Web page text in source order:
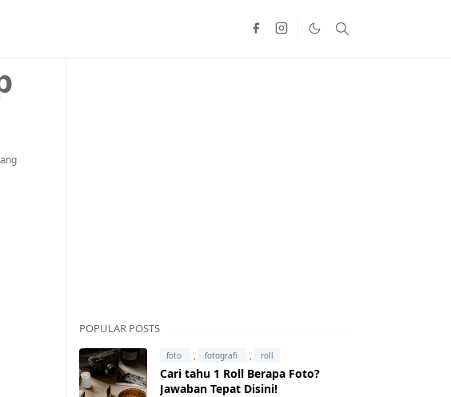
POPULAR POSTS
foto , fotografi , roll
Cari tahu 1 Roll Berapa Foto?
Jawaban Tepat Disini!